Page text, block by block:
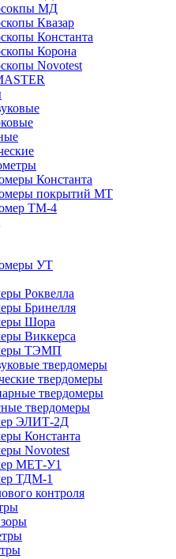
МД
Квазар
Константа
Корона
Novotest
Константа
покрытий МТ
ТМ-4
УТ
Роквелла
Бринелля
Шора
Виккерса
ТЭМП
твердомеры
твердомеры
твердомеры
твердомеры
ЭЛИТ-2Д
Константа
Novotest
МЕТ-У1
ТДМ-1
контроля